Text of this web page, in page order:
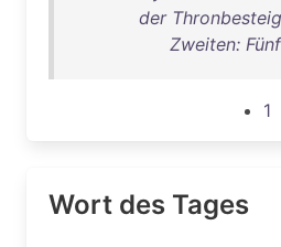
der
Zweiten:
1
Wort des Tages